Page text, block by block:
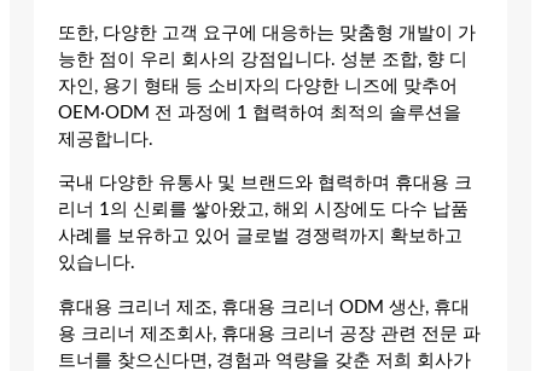
또한, 다양한 고객 요구에 대응하는 맞춤형 개발이 가
능한 점이 우리 회사의 강점입니다. 성분 조합, 향 디
자인, 용기 형태 등 소비자의 다양한 니즈에 맞추어
OEM·ODM 전 과정에 1 협력하여 최적의 솔루션을
제공합니다.
국내 다양한 유통사 및 브랜드와 협력하며 휴대용 크
리너 1의 신뢰를 쌓아왔고, 해외 시장에도 다수 납품
사례를 보유하고 있어 글로벌 경쟁력까지 확보하고
있습니다.
휴대용 크리너 제조, 휴대용 크리너 ODM 생산, 휴대
용 크리너 제조회사, 휴대용 크리너 공장 관련 전문 파
트너를 찾으신다면, 경험과 역량을 갖춘 저희 회사가